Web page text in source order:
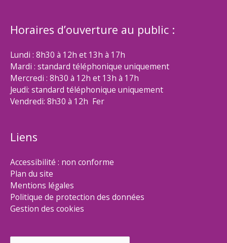
Horaires d’ouverture au public :
Lundi : 8h30 à 12h et 13h à 17h
Mardi : standard téléphonique uniquement
Mercredi : 8h30 à 12h et 13h à 17h
Jeudi: standard téléphonique uniquement
Vendredi: 8h30 à 12h Fer
Liens
Accessibilité : non conforme
Plan du site
Mentions légales
Politique de protection des données
Gestion des cookies